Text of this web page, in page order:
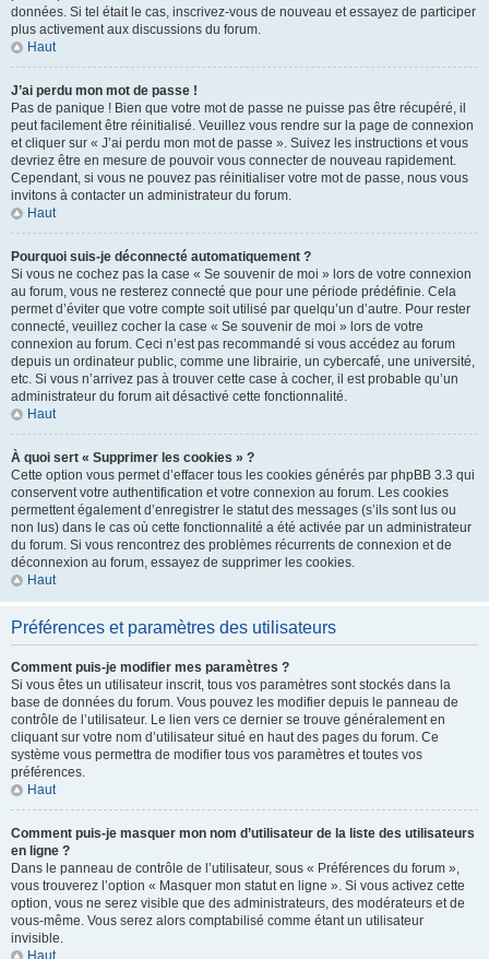
données. Si tel était le cas, inscrivez-vous de nouveau et essayez de participer
plus activement aux discussions du forum.
Haut
J’ai perdu mon mot de passe !
Pas de panique ! Bien que votre mot de passe ne puisse pas être récupéré, il
peut facilement être réinitialisé. Veuillez vous rendre sur la page de connexion
et cliquer sur « J’ai perdu mon mot de passe ». Suivez les instructions et vous
devriez être en mesure de pouvoir vous connecter de nouveau rapidement.
Cependant, si vous ne pouvez pas réinitialiser votre mot de passe, nous vous
invitons à contacter un administrateur du forum.
Haut
Pourquoi suis-je déconnecté automatiquement ?
Si vous ne cochez pas la case « Se souvenir de moi » lors de votre connexion
au forum, vous ne resterez connecté que pour une période prédéfinie. Cela
permet d’éviter que votre compte soit utilisé par quelqu’un d’autre. Pour rester
connecté, veuillez cocher la case « Se souvenir de moi » lors de votre
connexion au forum. Ceci n’est pas recommandé si vous accédez au forum
depuis un ordinateur public, comme une librairie, un cybercafé, une université,
etc. Si vous n’arrivez pas à trouver cette case à cocher, il est probable qu’un
administrateur du forum ait désactivé cette fonctionnalité.
Haut
À quoi sert « Supprimer les cookies » ?
Cette option vous permet d’effacer tous les cookies générés par phpBB 3.3 qui
conservent votre authentification et votre connexion au forum. Les cookies
permettent également d’enregistrer le statut des messages (s’ils sont lus ou
non lus) dans le cas où cette fonctionnalité a été activée par un administrateur
du forum. Si vous rencontrez des problèmes récurrents de connexion et de
déconnexion au forum, essayez de supprimer les cookies.
Haut
Préférences et paramètres des utilisateurs
Comment puis-je modifier mes paramètres ?
Si vous êtes un utilisateur inscrit, tous vos paramètres sont stockés dans la
base de données du forum. Vous pouvez les modifier depuis le panneau de
contrôle de l’utilisateur. Le lien vers ce dernier se trouve généralement en
cliquant sur votre nom d’utilisateur situé en haut des pages du forum. Ce
système vous permettra de modifier tous vos paramètres et toutes vos
préférences.
Haut
Comment puis-je masquer mon nom d’utilisateur de la liste des utilisateurs
en ligne ?
Dans le panneau de contrôle de l’utilisateur, sous « Préférences du forum »,
vous trouverez l’option « Masquer mon statut en ligne ». Si vous activez cette
option, vous ne serez visible que des administrateurs, des modérateurs et de
vous-même. Vous serez alors comptabilisé comme étant un utilisateur
invisible.
Haut